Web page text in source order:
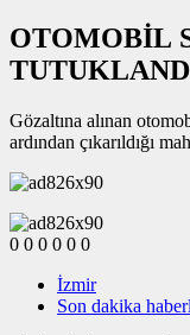
OTOMOBİL
Gözaltına alınan
ardından çıkarıldığı
0 0 0 0 0 0
İzmir
Son dakika